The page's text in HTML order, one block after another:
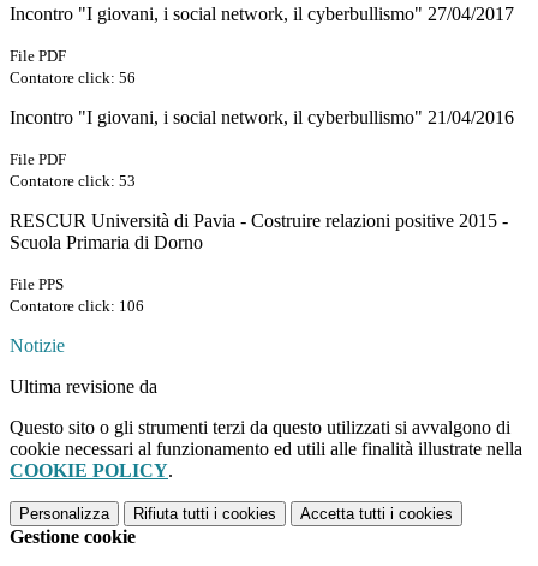
Incontro "I giovani, i social network, il cyberbullismo" 27/04/2017
File PDF
Contatore click: 56
Incontro "I giovani, i social network, il cyberbullismo" 21/04/2016
File PDF
Contatore click: 53
RESCUR Università di Pavia - Costruire relazioni positive 2015 -
Scuola Primaria di Dorno
File PPS
Contatore click: 106
Notizie
Ultima revisione da
Questo sito o gli strumenti terzi da questo utilizzati si avvalgono di
cookie necessari al funzionamento ed utili alle finalità illustrate nella
COOKIE POLICY.
Personalizza Rifiuta tutti i cookies Accetta tutti i cookies
Gestione cookie